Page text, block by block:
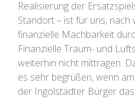
Realisierung der
Standort – ist für uns, nach
finanzielle Machbarkeit
Finanzielle Traum- und
weiterhin nicht mittragen.
es sehr begrüßen, wenn
der Ingolstädter Bürger